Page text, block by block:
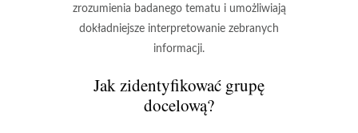
zrozumienia badanego tematu i umożliwiają
dokładniejsze interpretowanie zebranych
informacji.
Jak zidentyfikować grupę
docelową?